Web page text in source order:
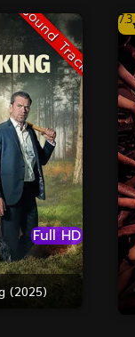
Sound Track
Full HD
(2025)
7.3